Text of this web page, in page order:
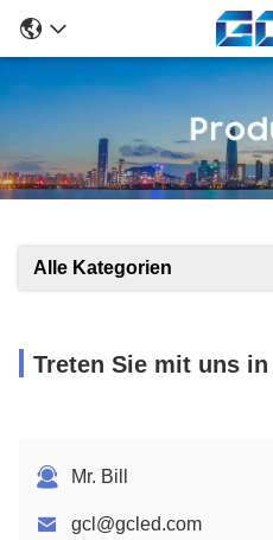
Alle Kategorien
Treten Sie mit uns
Mr. Bill
gcl@gcled.com